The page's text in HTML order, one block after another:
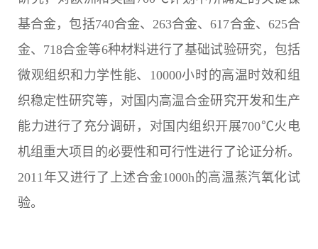
基合金，包括740合金、263合金、617合金、625合
金、718合金等6种材料进行了基础试验研究，包括
微观组织和力学性能、10000小时的高温时效和组
织稳定性研究等，对国内高温合金研究开发和生产
能力进行了充分调研，对国内组织开展700℃火电
机组重大项目的必要性和可行性进行了论证分析。
2011年又进行了上述合金1000h的高温蒸汽氧化试
验。